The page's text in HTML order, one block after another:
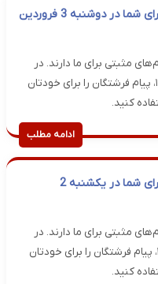
فال فرشتگان | پیام مثبت فرشتگان برای شما در دوشنبه 3 فروردین
مثبتی برای ما دارند. در
فال فرشتگان دوشنبه ۳ فروردین ماه ۱۴۰۵، پیام فرشتگان را برای خودتان
کنید.
ادامه مطلب
فال فرشتگان | پیام مثبت فرشتگان برای شما در یکشنبه 2
مثبتی برای ما دارند. در
فال فرشتگان یکشنبه ۲ فروردین ماه ۱۴۰۵، پیام فرشتگان را برای خودتان
کنید.